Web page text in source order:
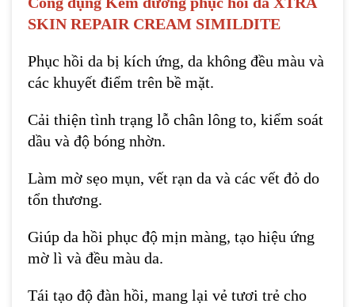
SKIN REPAIR CREAM SIMILDITE
Phục hồi da bị kích ứng, da không đều màu và
các khuyết điểm trên bề mặt.
Cải thiện tình trạng lỗ chân lông to, kiểm soát
dầu và độ bóng nhờn.
Làm mờ sẹo mụn, vết rạn da và các vết đỏ do
tổn thương.
Giúp da hồi phục độ mịn màng, tạo hiệu ứng
mờ lì và đều màu da.
Tái tạo độ đàn hồi, mang lại vẻ tươi trẻ cho